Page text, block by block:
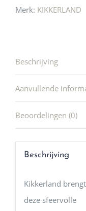
Merk: KIKKERLAND
Beschrijving
Aanvullende
Beoordelingen (0)
Beschrijving
Kikkerland
deze sfeervolle